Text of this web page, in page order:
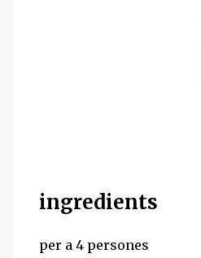
ingredients
per a 4 persones